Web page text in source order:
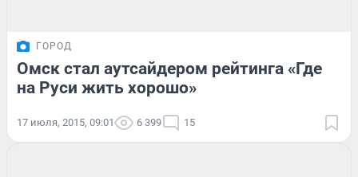
ГОРОД
Омск стал аутсайдером рейтинга «Где
на Руси жить хорошо»
17 июля, 2015, 09:01 6 399 15